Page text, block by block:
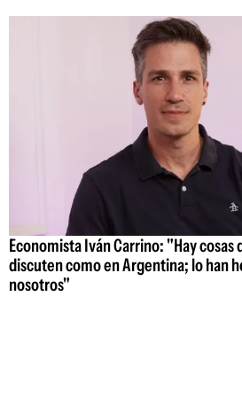
Economista Iván Carrino: "Hay cosas
discuten como en Argentina; lo han
nosotros"